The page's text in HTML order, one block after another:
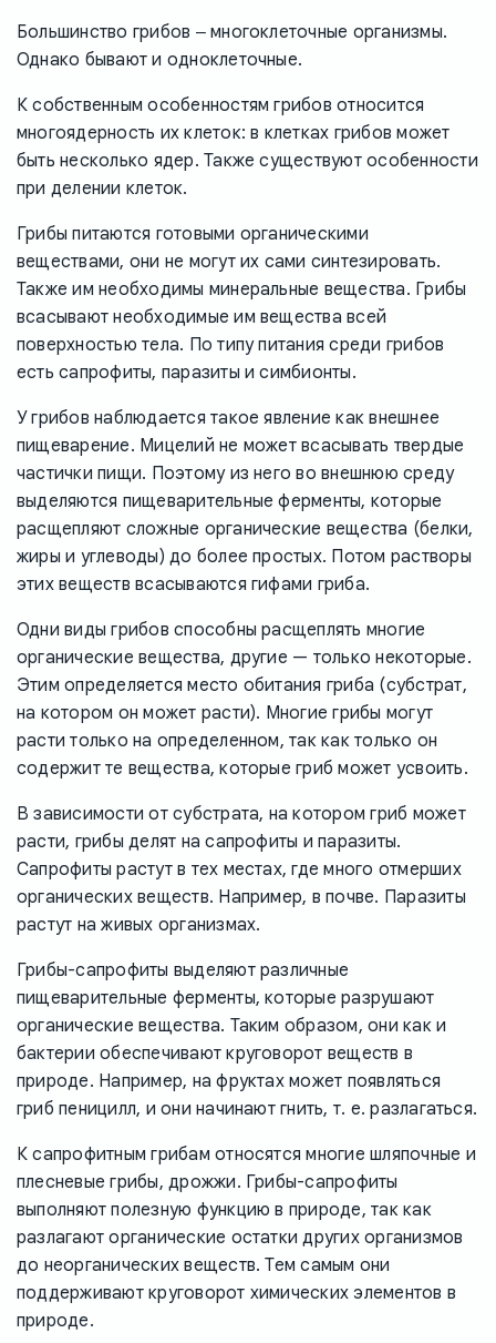
Большинство грибов ‒ многоклеточные организмы.
Однако бывают и одноклеточные.
К собственным особенностям грибов относится
многоядерность их клеток: в клетках грибов может
быть несколько ядер. Также существуют особенности
при делении клеток.
Грибы питаются готовыми органическими
веществами, они не могут их сами синтезировать.
Также им необходимы минеральные вещества. Грибы
всасывают необходимые им вещества всей
поверхностью тела. По типу питания среди грибов
есть сапрофиты, паразиты и симбионты.
У грибов наблюдается такое явление как внешнее
пищеварение. Мицелий не может всасывать твердые
частички пищи. Поэтому из него во внешнюю среду
выделяются пищеварительные ферменты, которые
расщепляют сложные органические вещества (белки,
жиры и углеводы) до более простых. Потом растворы
этих веществ всасываются гифами гриба.
Одни виды грибов способны расщеплять многие
органические вещества, другие — только некоторые.
Этим определяется место обитания гриба (субстрат,
на котором он может расти). Многие грибы могут
расти только на определенном, так как только он
содержит те вещества, которые гриб может усвоить.
В зависимости от субстрата, на котором гриб может
расти, грибы делят на сапрофиты и паразиты.
Сапрофиты растут в тех местах, где много отмерших
органических веществ. Например, в почве. Паразиты
растут на живых организмах.
Грибы-сапрофиты выделяют различные
пищеварительные ферменты, которые разрушают
органические вещества. Таким образом, они как и
бактерии обеспечивают круговорот веществ в
природе. Например, на фруктах может появляться
гриб пеницилл, и они начинают гнить, т. е. разлагаться.
К сапрофитным грибам относятся многие шляпочные и
плесневые грибы, дрожжи. Грибы-сапрофиты
выполняют полезную функцию в природе, так как
разлагают органические остатки других организмов
до неорганических веществ. Тем самым они
поддерживают круговорот химических элементов в
природе.